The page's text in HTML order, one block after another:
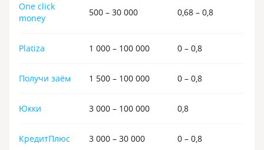
One click
money
500 – 30 000 0,68 – 0,8
Platiza 1 000 – 100 000 0 – 0,8
Получи заём 1 500 – 100 000 0 – 0,8
Юкки 3 000 – 100 000 0,8
КредитПлюс 3 000 – 30 000 0 – 0,8